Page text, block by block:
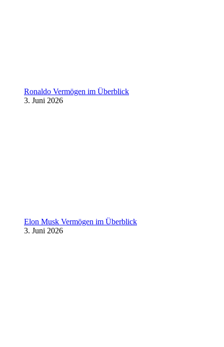
Ronaldo Vermögen im Überblick
3. Juni 2026
Elon Musk Vermögen im Überblick
3. Juni 2026